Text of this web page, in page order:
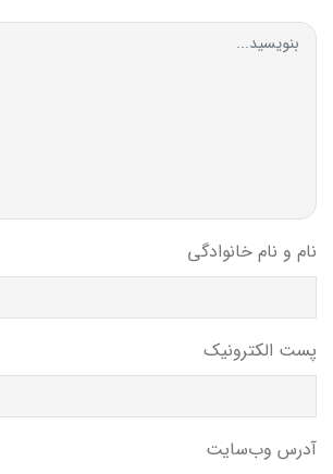
نام و نام خانوادگی
پست الکترونیک
آدرس وب‌سایت